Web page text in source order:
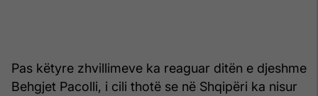
Pas këtyre zhvillimeve ka reaguar ditën e djeshme
Behgjet Pacolli, i cili thotë se në Shqipëri ka nisur